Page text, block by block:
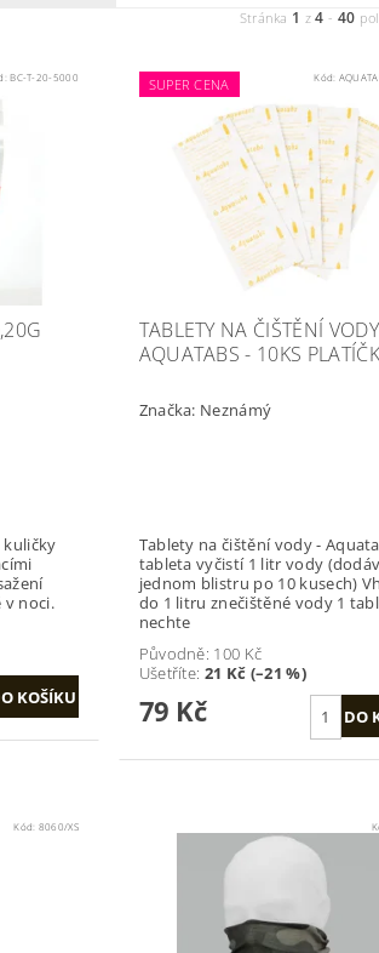
Stránka 1 z4 - 40
BC-T-20-5000
kuličky
v noci.
SUPER CENA Kód:
TABLETY NA ČIŠTĚNÍ
AQUATABS - 10KS
Značka: Neznámý
Tablety na čištění vody -
tableta vyčistí 1 litr vody
jednom blistru po 10 kusech)
do 1 litru znečištěné vody 1
nechte
Původně: 100 Kč
Ušetříte: 21 Kč (–21 %)
79 Kč
Kód: 8060/XS